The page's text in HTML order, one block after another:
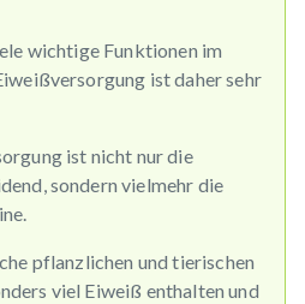
wichtige Funktionen im
ist daher sehr
ist nicht nur die
sondern vielmehr die
pflanzlichen und tierischen
viel Eiweiß enthalten und